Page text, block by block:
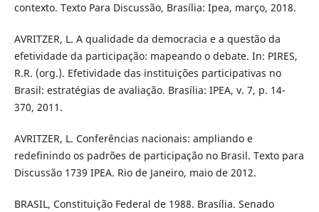
contexto. Texto Para Discussão, Brasília: Ipea, março, 2018.
AVRITZER, L. A qualidade da democracia e a questão da
efetividade da participação: mapeando o debate. In: PIRES,
R.R. (org.). Efetividade das instituições participativas no
Brasil: estratégias de avaliação. Brasília: IPEA, v. 7, p. 14-
370, 2011.
AVRITZER, L. Conferências nacionais: ampliando e
redefinindo os padrões de participação no Brasil. Texto para
Discussão 1739 IPEA. Rio de Janeiro, maio de 2012.
BRASIL, Constituição Federal de 1988. Brasília. Senado